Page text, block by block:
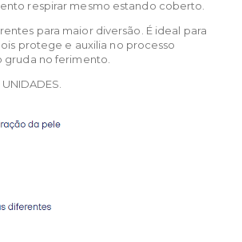
respirar mesmo estando coberto.
para maior diversão. É ideal para
protege e auxilia no processo
gruda no ferimento.